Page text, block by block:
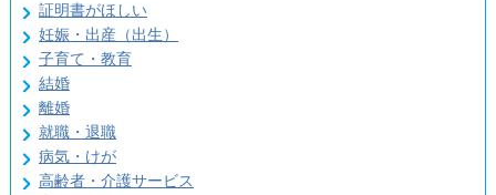
証明書がほしい
妊娠・出産（出生）
子育て・教育
結婚
離婚
就職・退職
病気・けが
高齢者・介護サービス